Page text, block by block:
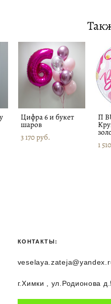
Цифра 6 и букет
шаров
3 170 pуб.
П
1
КОНТАКТЫ:
г.Химки , ул.Родионова